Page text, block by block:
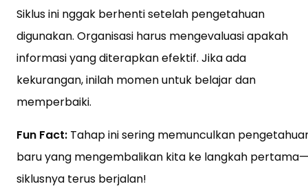
Siklus ini nggak berhenti setelah pengetahuan
digunakan. Organisasi harus mengevaluasi apakah
informasi yang diterapkan efektif. Jika ada
kekurangan, inilah momen untuk belajar dan
memperbaiki.
Fun Fact: Tahap ini sering memunculkan
baru yang mengembalikan kita ke langkah pertama—
siklusnya terus berjalan!